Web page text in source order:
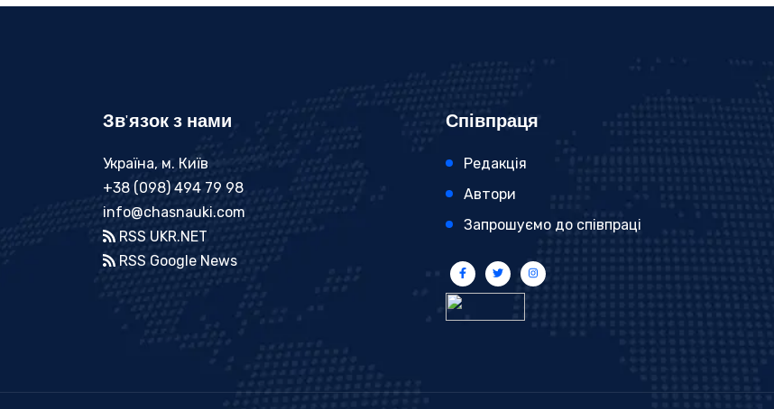
Зв'язок з нами
Україна, м. Київ
+38 (098) 494 79 98
info@chasnauki.com
RSS UKR.NET
RSS Google News
Співпраця
Редакція
Автори
Запрошуємо до співпраці